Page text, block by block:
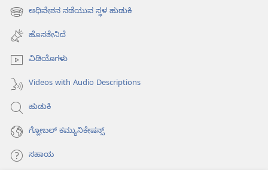
new
window)
ಅಧಿವೇಶನ ನಡೆಯುವ ಸ್ಥಳ ಹುಡುಕಿ
(opens
new
window)
ಹೊಸತೇನಿದೆ
ವಿಡಿಯೊಗಳು
Videos with Audio Descriptions
ಹುಡುಕಿ
ಗ್ಲೋಬಲ್‌ ಕಮ್ಯುನಿಕೇಷನ್ಸ್‌
ಸಹಾಯ